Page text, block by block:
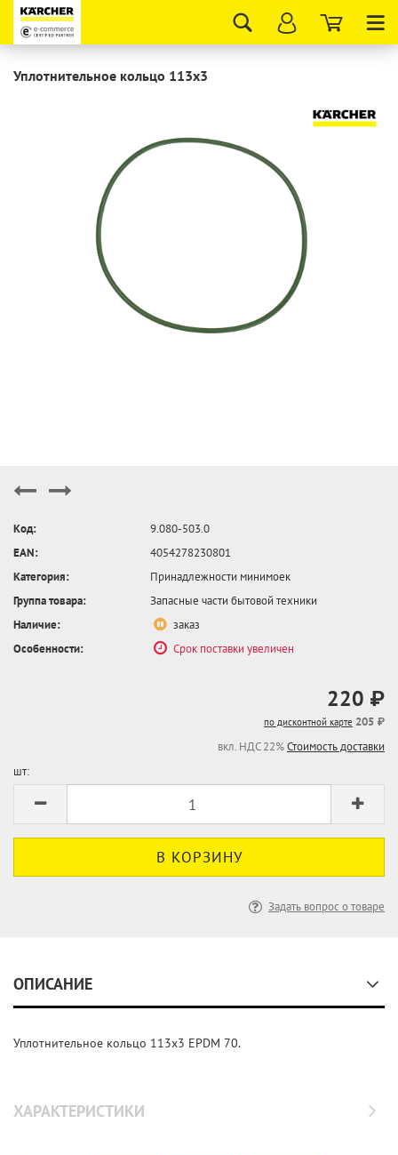
Уплотнительное кольцо 113x3
Код:
9.080-503.0
EAN:
4054278230801
Категория:
Принадлежности минимоек
Группа товара:
Запасные части бытовой техники
Наличие:
заказ
Особенности:
Срок поставки увеличен
220 ₽
по дисконтной карте 205 ₽
вкл. НДС 22%Стоимость доставки
шт:
Задать вопрос о товаре
ОПИСАНИЕ
Уплотнительное кольцо 113x3 EPDM 70.
ХАРАКТЕРИСТИКИ